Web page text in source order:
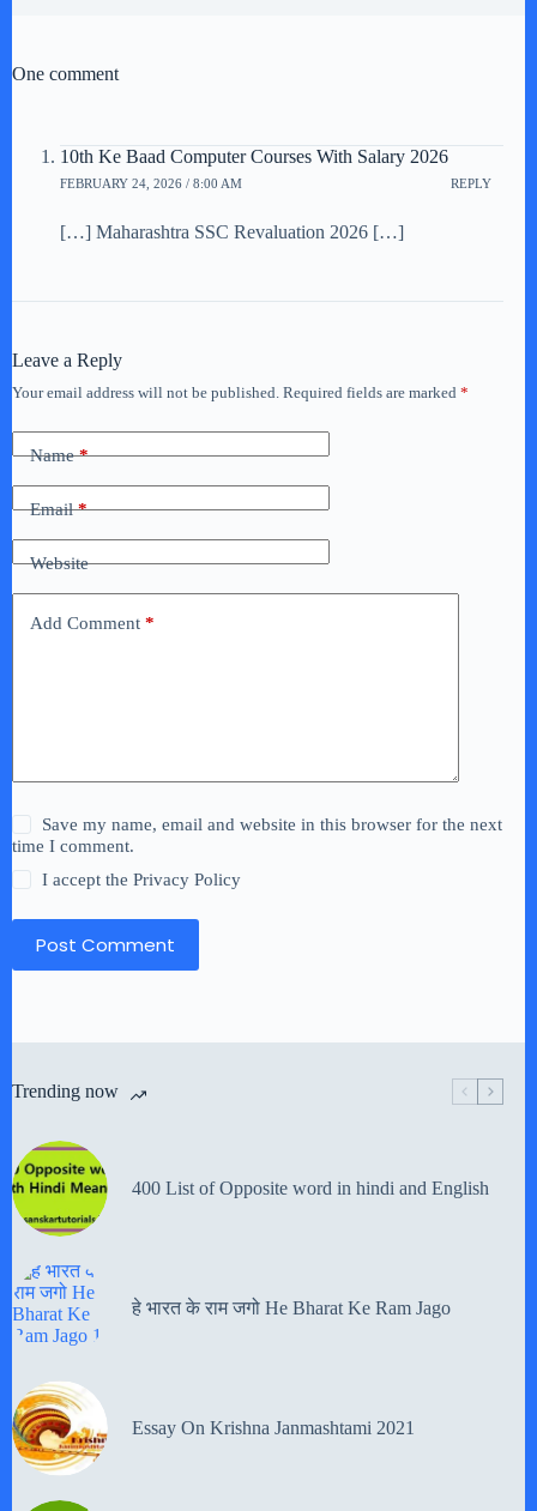
One comment
10th Ke Baad Computer Courses With Salary 2026
FEBRUARY 24, 2026 / 8:00 AM REPLY
[…] Maharashtra SSC Revaluation 2026 […]
Leave a Reply
Your email address will not be published. Required fields are marked *
Name*
Email*
Website
Add Comment *
Save my name, email and website in this browser for the next
time I comment.
I accept thePrivacy Policy
Post Comment
Trending now
400 List of Opposite word in hindi and English
हे भारत के राम जगो He Bharat Ke Ram Jago
Essay On Krishna Janmashtami 2021